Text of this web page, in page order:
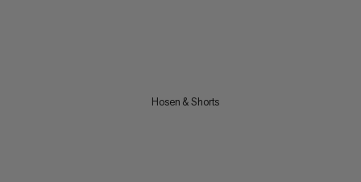
Hosen & Shorts